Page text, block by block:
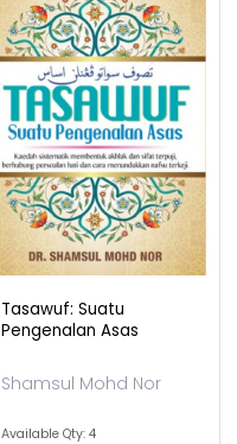
Tasawuf: Suatu
Pengenalan Asas
Shamsul Mohd Nor
Available Qty: 4